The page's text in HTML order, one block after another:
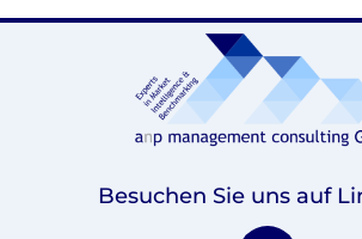
Besuchen Sie uns auf